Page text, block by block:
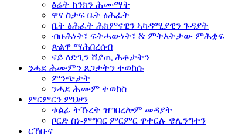
ፅሬት ክንክን ሕሙማት
ዋና ስታፍ ቤት ፅሕፈት
ቤት ፅሕፈት ሕክምናዊን ኣካዳሚያዊን ጉዳያት
ብዙሕነት፣ ፍትሓውነት፣ & ምትእትታው ምሕቋፍ
ጽልዋ ማሕበረሰብ
ናይ ዕድጊን ሸያጢ ሕቶታትን
ንሓደ ሕሙምን ጸጋታትን ተወከሱ
ምንጭታት
ንሓደ ሕሙም ተወከስ
ምርምርን ምህዞን
ቁልፊ ትኹረት ዝግበረሎም መዳያት
ቦርድ ስነ-ምግባር ምርምር ዋተርሉ ዌሊንግተን
ርኸቡና